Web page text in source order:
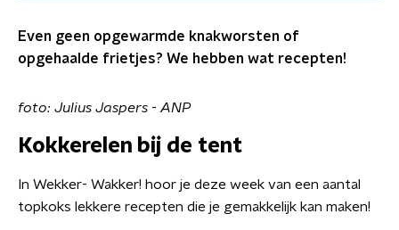
Even geen opgewarmde knakworsten of
opgehaalde frietjes? We hebben wat recepten!
foto: Julius Jaspers - ANP
Kokkerelen bij de tent
In Wekker- Wakker! hoor je deze week van een aantal
topkoks lekkere recepten die je gemakkelijk kan maken!